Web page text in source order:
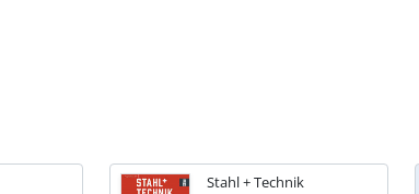
Stahl + Technik